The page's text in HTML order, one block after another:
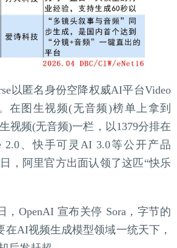
以匿名身份空降权威AI平台Video
在图生视频(无音频)榜单上拿到
视频(无音频)一栏，以1379分排在
2.0、快手可灵AI 3.0等公开产品
，阿里官方出面认领了这匹“快乐
，OpenAI 宣布关停 Sora，字节的
在AI视频生成模型领域一统天下，